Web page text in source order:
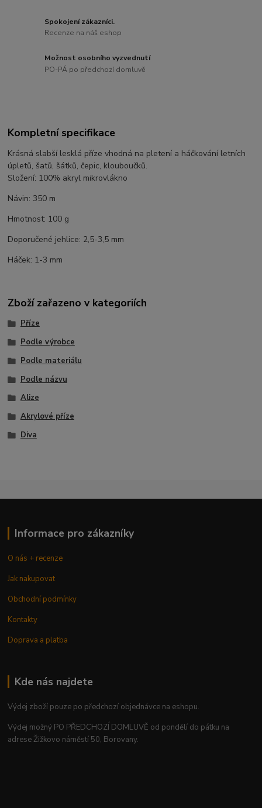
Spokojení zákazníci.
Recenze na náš eshop
Možnost osobního vyzvednutí
PO-PÁ po předchozí domluvě
Kompletní specifikace
Krásná slabší lesklá příze vhodná na pletení a háčkování letních
úpletů, šatů, šátků, čepic, klouboučků.
Složení: 100% akryl mikrovlákno
Návin: 350 m
Hmotnost: 100 g
Doporučené jehlice: 2,5-3,5 mm
Háček: 1-3 mm
Zboží zařazeno v kategoriích
Příze
Podle výrobce
Podle materiálu
Podle názvu
Alize
Akrylové příze
Diva
Informace pro zákazníky
O nás + recenze
Jak nakupovat
Obchodní podmínky
Kontakty
Doprava a platba
Kde nás najdete
Výdej zboží pouze po předchozí objednávce na eshopu.
Výdej možný PO PŘEDCHOZÍ DOMLUVĚ od pondělí do pátku na
adrese Žižkovo náměstí 50, Borovany.